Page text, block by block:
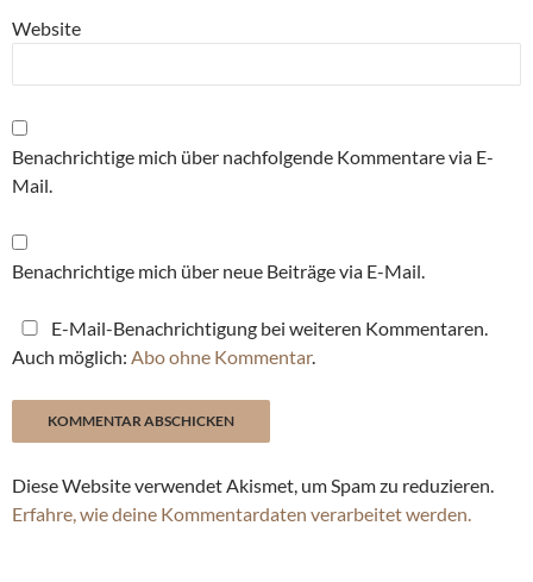
Website
Benachrichtige mich über nachfolgende Kommentare via E-
Mail.
Benachrichtige mich über neue Beiträge via E-Mail.
E-Mail-Benachrichtigung bei weiteren Kommentaren.
Auch möglich: Abo ohne Kommentar.
Diese Website verwendet Akismet, um Spam zu reduzieren.
Erfahre, wie deine Kommentardaten verarbeitet werden.